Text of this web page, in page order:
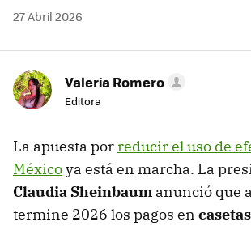
27 Abril 2026
Valeria Romero
Editora
La apuesta porreducir el uso de
Méxicoya está en marcha. La
Claudia Sheinbaum anunció que
termine 2026 los pagos en casetas